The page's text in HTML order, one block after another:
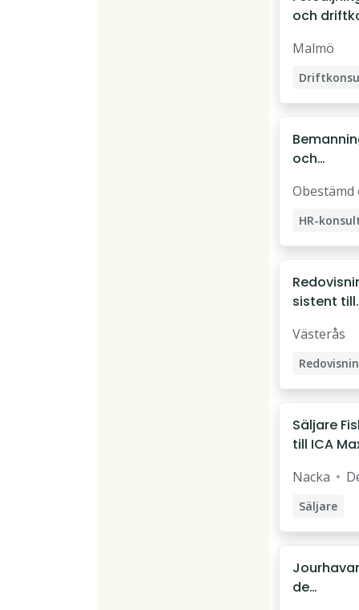
och
Mat och
Malmö
och
HR-
sistent till
cessen
Butiker
Västerås
Säljare
till ICA
Saluhall
Nacka
Säljare
de